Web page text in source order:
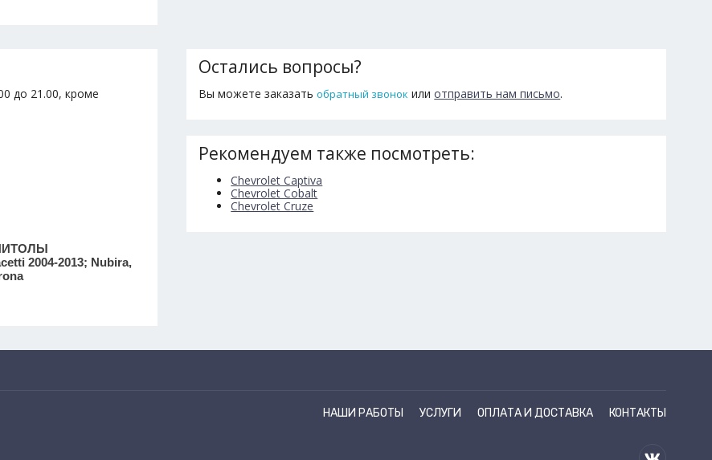
до 21.00, кроме
2004-2013; Nubira,
Остались вопросы?
Вы можете заказатьобратный звонок илиотправить нам письмо.
Рекомендуем также посмотреть:
Chevrolet Captiva
Chevrolet Cobalt
Chevrolet Cruze
НАШИ РАБОТЫ УСЛУГИ ОПЛАТА И ДОСТАВКА КОНТАКТЫ